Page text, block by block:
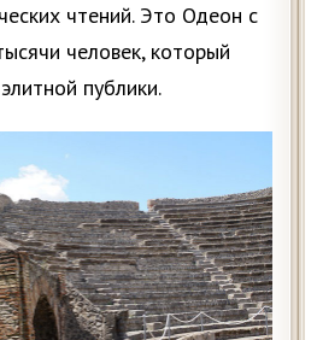
чтений. Это Одеон с
человек, который
публики.